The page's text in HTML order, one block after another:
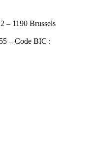
– 1190 Brussels
– Code BIC :